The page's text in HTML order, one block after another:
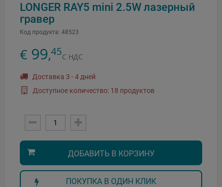
LONGER RAY5 mini 2.5W лазерный
гравер
Код продукта: 48523
€ 99,45С НДС
Доставка 3 - 4 дней
Доступное количество: 18 продуктов
ДОБАВИТЬ В КОРЗИНУ
ПОКУПКА В ОДИН КЛИК